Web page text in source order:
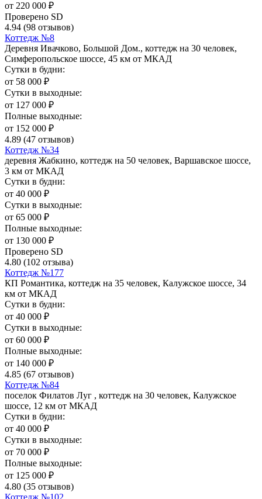
от 220 000 ₽
Проверено SD
4.94 (98 отзывов)
Коттедж №8
Деревня Ивачково, Большой Дом., коттедж на 30 человек,
Симферопольское шоссе, 45 км от МКАД
Сутки в будни:
от 58 000 ₽
Сутки в выходные:
от 127 000 ₽
Полные выходные:
от 152 000 ₽
4.89 (47 отзывов)
Коттедж №34
деревня Жабкино, коттедж на 50 человек, Варшавское шоссе,
3 км от МКАД
Сутки в будни:
от 40 000 ₽
Сутки в выходные:
от 65 000 ₽
Полные выходные:
от 130 000 ₽
Проверено SD
4.80 (102 отзыва)
Коттедж №177
КП Романтика, коттедж на 35 человек, Калужское шоссе, 34
км от МКАД
Сутки в будни:
от 40 000 ₽
Сутки в выходные:
от 60 000 ₽
Полные выходные:
от 140 000 ₽
4.85 (67 отзывов)
Коттедж №84
поселок Филатов Луг , коттедж на 30 человек, Калужское
шоссе, 12 км от МКАД
Сутки в будни:
от 40 000 ₽
Сутки в выходные:
от 70 000 ₽
Полные выходные:
от 125 000 ₽
4.80 (35 отзывов)